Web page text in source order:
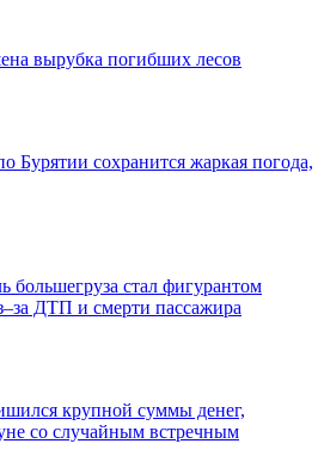
вырубка погибших лесов
Бурятии сохранится жаркая погода,
большегруза стал фигурантом
ДТП и смерти пассажира
крупной суммы денег,
со случайным встречным